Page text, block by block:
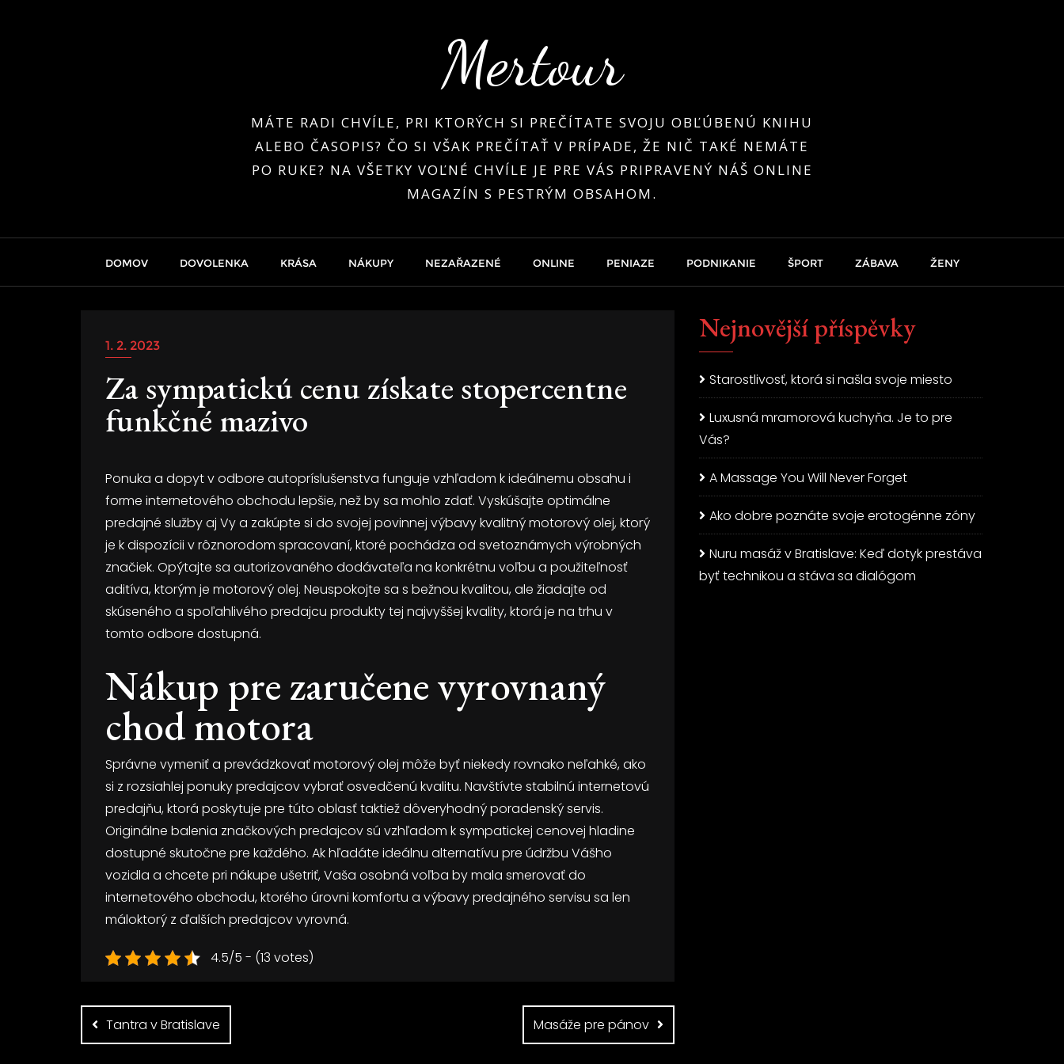
Mertour
MÁTE RADI CHVÍLE, PRI KTORÝCH SI PREČÍTATE SVOJU OBĽÚBENÚ KNIHU
ALEBO ČASOPIS? ČO SI VŠAK PREČÍTAŤ V PRÍPADE, ŽE NIČ TAKÉ NEMÁTE
PO RUKE? NA VŠETKY VOĽNÉ CHVÍLE JE PRE VÁS PRIPRAVENÝ NÁŠ ONLINE
MAGAZÍN S PESTRÝM OBSAHOM.
DOMOV DOVOLENKA KRÁSA NÁKUPY NEZAŘAZENÉ ONLINE PENIAZE PODNIKANIE ŠPORT ZÁBAVA ŽENY
1. 2. 2023
Za sympatickú cenu získate stopercentne
funkčné mazivo
Ponuka a dopyt v odbore autopríslušenstva funguje vzhľadom k ideálnemu obsahu i
forme internetového obchodu lepšie, než by sa mohlo zdať. Vyskúšajte optimálne
predajné služby aj Vy a zakúpte si do svojej povinnej výbavy kvalitný motorový olej, ktorý
je k dispozícii v rôznorodom spracovaní, ktoré pochádza od svetoznámych výrobných
značiek. Opýtajte sa autorizovaného dodávateľa na konkrétnu voľbu a použiteľnosť
aditíva, ktorým je motorový olej. Neuspokojte sa s bežnou kvalitou, ale žiadajte od
skúseného a spoľahlivého predajcu produkty tej najvyššej kvality, ktorá je na trhu v
tomto odbore dostupná.
Nákup pre zaručene vyrovnaný
chod motora
Správne vymeniť a prevádzkovať motorový olej môže byť niekedy rovnako neľahké, ako
si z rozsiahlej ponuky predajcov vybrať osvedčenú kvalitu. Navštívte stabilnú internetovú
predajňu, ktorá poskytuje pre túto oblasť taktiež dôveryhodný poradenský servis.
Originálne balenia značkových predajcov sú vzhľadom k sympatickej cenovej hladine
dostupné skutočne pre každého. Ak hľadáte ideálnu alternatívu pre údržbu Vášho
vozidla a chcete pri nákupe ušetriť, Vaša osobná voľba by mala smerovať do
internetového obchodu, ktorého úrovni komfortu a výbavy predajného servisu sa len
máloktorý z ďalších predajcov vyrovná.
4.5/5 - (13 votes)
Navigace
pro
Tantra v Bratislave Masáže pre pánov
Nejnovější příspěvky
Starostlivosť, ktorá si našla svoje miesto
Luxusná mramorová kuchyňa. Je to pre
Vás?
A Massage You Will Never Forget
Ako dobre poznáte svoje erotogénne zóny
Nuru masáž v Bratislave: Keď dotyk prestáva
byť technikou a stáva sa dialógom